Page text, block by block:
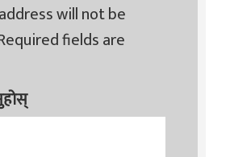
will not be
fields are